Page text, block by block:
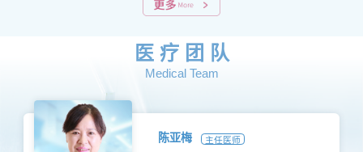
医 疗 团 队
Medical Team
陈亚梅 主任医师